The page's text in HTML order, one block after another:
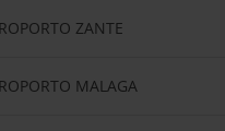
ZANTE
MALAGA